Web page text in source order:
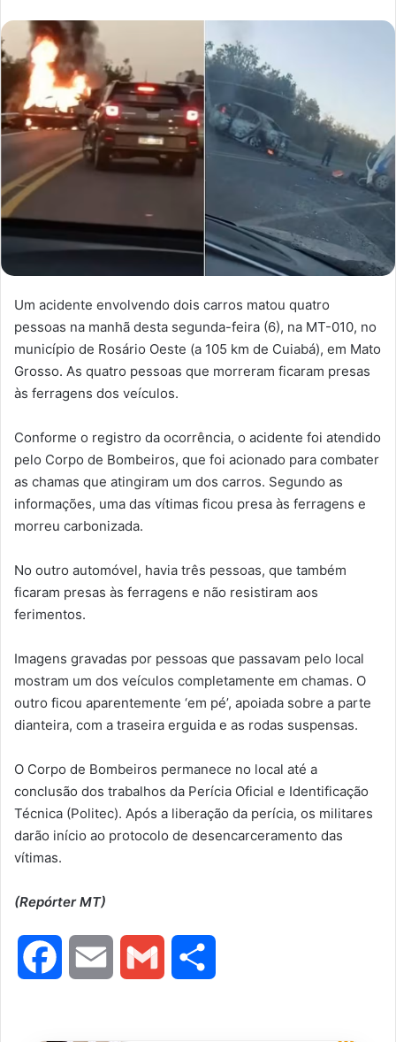
Um acidente envolvendo dois carros matou quatro
pessoas na manhã desta segunda-feira (6), na MT-010, no
município de Rosário Oeste (a 105 km de Cuiabá), em Mato
Grosso. As quatro pessoas que morreram ficaram presas
às ferragens dos veículos.
Conforme o registro da ocorrência, o acidente foi atendido
pelo Corpo de Bombeiros, que foi acionado para combater
as chamas que atingiram um dos carros. Segundo as
informações, uma das vítimas ficou presa às ferragens e
morreu carbonizada.
No outro automóvel, havia três pessoas, que também
ficaram presas às ferragens e não resistiram aos
ferimentos.
Imagens gravadas por pessoas que passavam pelo local
mostram um dos veículos completamente em chamas. O
outro ficou aparentemente ‘em pé’, apoiada sobre a parte
dianteira, com a traseira erguida e as rodas suspensas.
O Corpo de Bombeiros permanece no local até a
conclusão dos trabalhos da Perícia Oficial e Identificação
Técnica (Politec). Após a liberação da perícia, os militares
darão início ao protocolo de desencarceramento das
vítimas.
(Repórter MT)